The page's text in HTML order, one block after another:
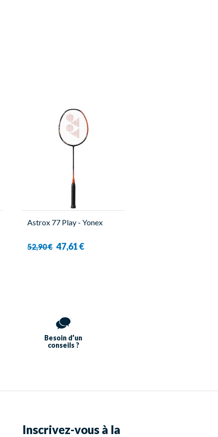
Astrox 77 Play - Yonex
52,90 € 47,61 €
Besoin d’un
conseils ?
Inscrivez-vous à la